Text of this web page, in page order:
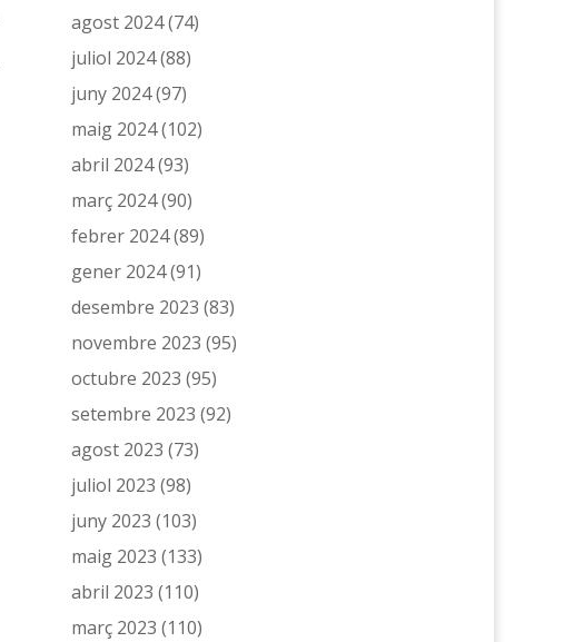
agost 2024(74)
juliol 2024(88)
juny 2024(97)
maig 2024(102)
abril 2024(93)
març 2024(90)
febrer 2024(89)
gener 2024(91)
desembre 2023 (83)
novembre 2023 (95)
octubre 2023 (95)
setembre 2023 (92)
agost 2023 (73)
juliol 2023 (98)
juny 2023 (103)
maig 2023 (133)
abril 2023 (110)
març 2023 (110)